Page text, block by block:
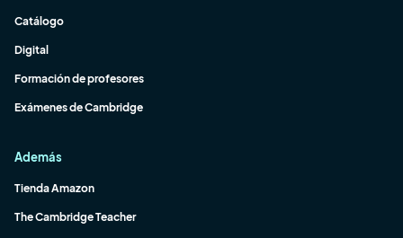
Catálogo
Digital
Formación de profesores
Exámenes de Cambridge
Además
Tienda Amazon
The Cambridge Teacher